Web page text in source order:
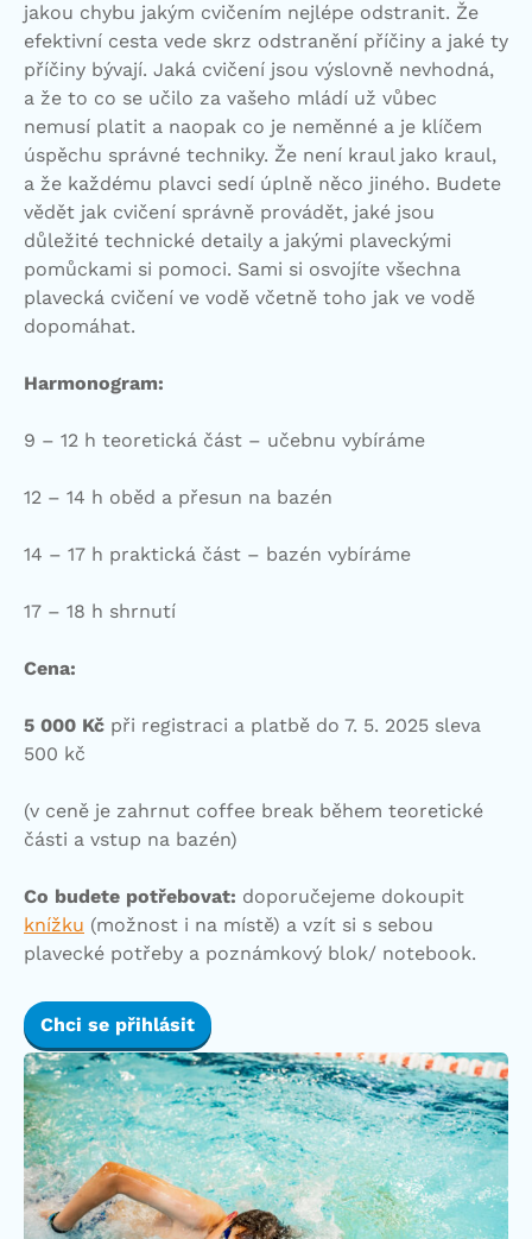
jakou chybu jakým cvičením nejlépe odstranit. Že
efektivní cesta vede skrz odstranění příčiny a jaké ty
příčiny bývají. Jaká cvičení jsou výslovně nevhodná,
a že to co se učilo za vašeho mládí už vůbec
nemusí platit a naopak co je neměnné a je klíčem
úspěchu správné techniky. Že není kraul jako kraul,
a že každému plavci sedí úplně něco jiného. Budete
vědět jak cvičení správně provádět, jaké jsou
důležité technické detaily a jakými plaveckými
pomůckami si pomoci. Sami si osvojíte všechna
plavecká cvičení ve vodě včetně toho jak ve vodě
dopomáhat.
Harmonogram:
9 – 12 h teoretická část – učebnu vybíráme
12 – 14 h oběd a přesun na bazén
14 – 17 h praktická část – bazén vybíráme
17 – 18 h shrnutí
Cena:
5 000 Kč při registraci a platbě do 7. 5. 2025 sleva
500 kč
(v ceně je zahrnut coffee break během teoretické
části a vstup na bazén)
Co budete potřebovat: doporučejeme dokoupit
knížku (možnost i na místě) a vzít si s sebou
plavecké potřeby a poznámkový blok/ notebook.
Chci se přihlásit